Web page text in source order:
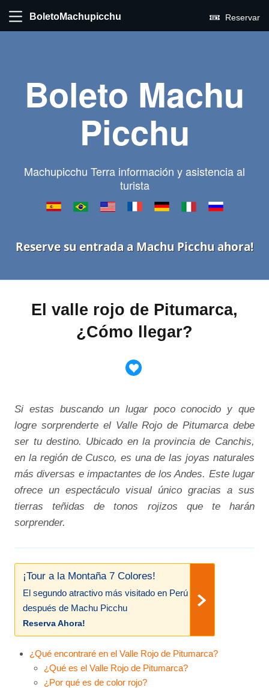
BoletoMachupicchu Reservar
Boleto Machu
Picchu
Machupicchu Terra información y asistencia al
turista
Reserve su entrada a Machu Picchu ahora!
El valle rojo de Pitumarca,
¿Cómo llegar?
Si estas buscando un lugar poco conocido y que
logre sorprenderte el Valle Rojo de Pitumarca debe
ser tu destino. Ubicado en la provincia de Canchis,
en la región de Cusco, es una de las joyas naturales
más diversas e impactantes de los Andes. Este lugar
ofrece un espectáculo visual único gracias a sus
tierras teñidas de tonos rojizos que te harán
sorprender.
¡Tour a la Montaña 7 Colores!
El segundo atractivo más visitado en Perú
después de Machu Picchu
Reserva Ahora!
¿Qué encontraré en el Valle Rojo de Pitumarca?
¿Qué es el Valle Rojo de Pitumarca?
¿Por qué es de color rojo?